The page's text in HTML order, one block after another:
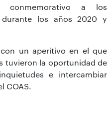
a los
durante los años 2020 y
un aperitivo en el que
tuvieron la oportunidad de
e intercambiar
COAS.